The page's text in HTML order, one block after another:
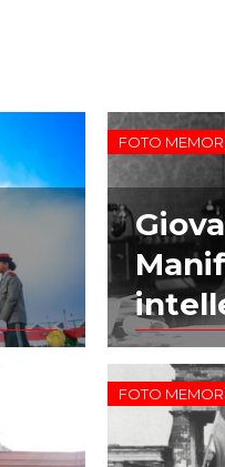
FOTO
FOTO